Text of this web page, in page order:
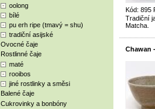
oolong
bílé
pu erh ripe (tmavý = shu)
tradiční asijské
Ovocné čaje
Rostlinné čaje
maté
rooibos
jiné rostlinky a směsi
Balené čaje
Cukrovinky a bonbóny
Kód: 895
Tradiční
Matcha.
Chawan